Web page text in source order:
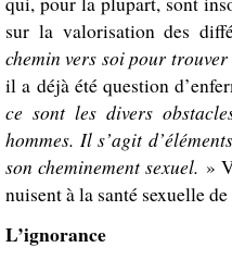
sur la valorisation des
chemin vers soi pour
il a déjà été question
ce sont les divers
hommes. Il s’agit
son cheminement sexuel. »
nuisent à la santé sexuelle
L’ignorance